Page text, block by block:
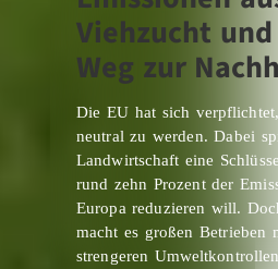
Viehzucht
Weg zur
Die EU hat sich
neutral zu werden. Dabei
Landwirtschaft eine
rund zehn Prozent der
Europa reduzieren will.
macht es großen Betrieben
strengeren